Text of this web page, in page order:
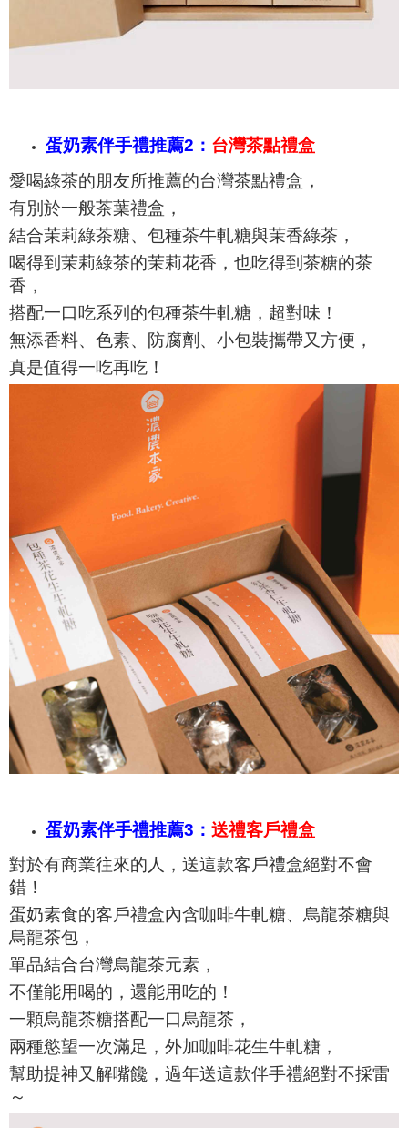
蛋奶素伴手禮推薦2： 台灣茶點禮盒
愛喝綠茶的朋友所推薦的台灣茶點禮盒，
有別於一般茶葉禮盒，
結合茉莉綠茶糖、 包種茶牛軋糖與茉香綠茶，
喝得到茉莉綠茶的茉莉花香，也吃得到茶糖的茶
香，
搭配一口吃系列的包種茶牛軋糖，超對味！
無添香料、色素、防腐劑、小包裝攜帶又方便，
真是值得一吃再吃！
蛋奶素伴手禮推薦3： 送禮客戶禮盒
對於有商業往來的人，送這款客戶禮盒絕對不會
錯！
蛋奶素食的客戶禮盒內含咖啡牛軋糖、烏龍茶糖與
烏龍茶包，
單品結合台灣烏龍茶元素，
不僅能用喝的，還能用吃的！
一顆烏龍茶糖搭配一口烏龍茶，
兩種慾望一次滿足，外加咖啡花生牛軋糖，
幫助提神又解嘴饞， 過年送這款伴手禮絕對不採雷
～